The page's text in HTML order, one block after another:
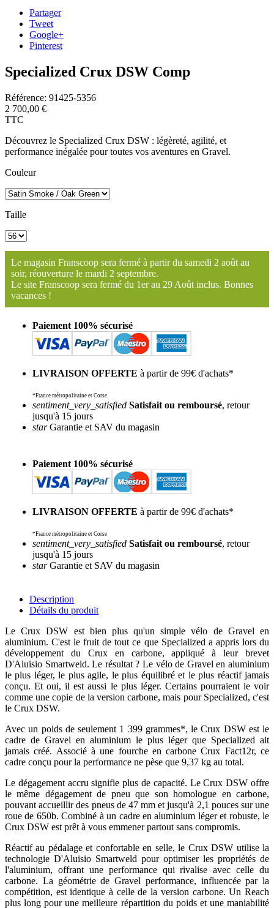
Partager
Tweet
Google+
Pinterest
Specialized Crux DSW Comp
Référence: 91425-5356
2 700,00 €
TTC
Découvrez le Specialized Crux DSW : légèreté, agilité, et
performance inégalée pour toutes vos aventures en Gravel.
Couleur
Taille
Le magasin Franscoop sera fermé à partir du samedi 2 août au
soir, réouverture le mardi 2 septembre.
Le site Franscoop sera fermé du 1er au 29 Août inclus. Bonnes
vacances !
Paiement 100% sécurisé
LIVRAISON OFFERTE à partir de 99€ d'achats*
*France métropolitaine et Corse
sentiment_very_satisfied Satisfait ou remboursé, retour
jusqu'à 15 jours
starGarantie et SAV du magasin
Paiement 100% sécurisé
LIVRAISON OFFERTE à partir de 99€ d'achats*
*France métropolitaine et Corse
sentiment_very_satisfied Satisfait ou remboursé, retour
jusqu'à 15 jours
starGarantie et SAV du magasin
Description
Détails du produit
Le Crux DSW est bien plus qu'un simple vélo de Gravel en
aluminium. C'est le fruit de tout ce que Specialized a appris lors du
développement du Crux en carbone, appliqué à leur brevet
D'Aluisio Smartweld. Le résultat ? Le vélo de Gravel en aluminium
le plus léger, le plus agile, le plus équilibré et le plus réactif jamais
conçu. Et oui, il est aussi le plus léger. Certains pourraient le voir
comme une copie de la version carbone, mais pour Specialized, c'est
le Crux DSW.
Avec un poids de seulement 1 399 grammes*, le Crux DSW est le
cadre de Gravel en aluminium le plus léger que Specialized ait
jamais créé. Associé à une fourche en carbone Crux Fact12r, ce
cadre conçu pour la performance ne pèse que 9,37 kg au total.
Le dégagement accru signifie plus de capacité. Le Crux DSW offre
le même dégagement de pneu que son homologue en carbone,
pouvant accueillir des pneus de 47 mm et jusqu'à 2,1 pouces sur une
roue de 650b. Combiné à un cadre en aluminium léger et robuste, le
Crux DSW est prêt à vous emmener partout sans compromis.
Réactif au pédalage et confortable en selle, le Crux DSW utilise la
technologie D'Aluisio Smartweld pour optimiser les propriétés de
l'aluminium, offrant une performance qui rivalise avec celle du
carbone. La géométrie de Gravel performance, influencée par la
compétition, est identique à celle de la version carbone. Un Reach
plus long pour une meilleure répartition du poids et une maniabilité